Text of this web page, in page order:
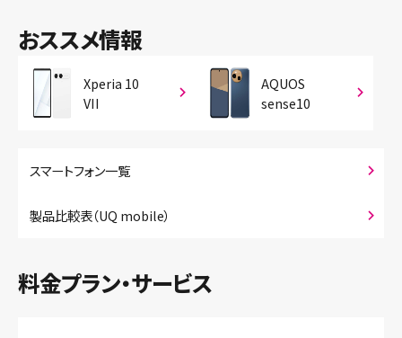
おススメ情報
Xperia 10
VII
AQUOS
sense10
スマートフォン一覧
製品比較表（UQ mobile）
料金プラン・サービス